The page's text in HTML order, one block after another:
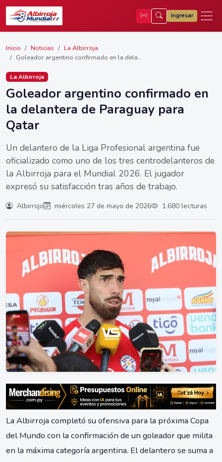
Ingresar
Inicio Noticias
La Albirroja
Goleador argentino confirmado en la dela...
La Albirroja
Goleador argentino confirmado en
la delantera de Paraguay para
Qatar
Un delantero de la Liga Profesional argentina fue
oficializado como uno de los tres centrodelanteros de
la Albirroja para el Mundial 2026. El jugador
expresó su satisfacción tras años de trabajo.
Albirrojo miércoles 27 de mayo de 2026 1.680 lecturas
La Albirroja completó su ofensiva para la próxima Copa
del Mundo con la confirmación de un goleador que milita
en la máxima categoría argentina. El delantero se suma a